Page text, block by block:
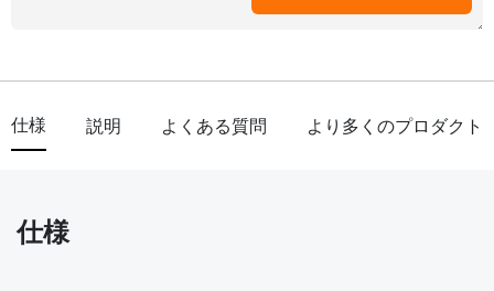
仕様 説明 よくある質問 より多くのプロダクト
仕様